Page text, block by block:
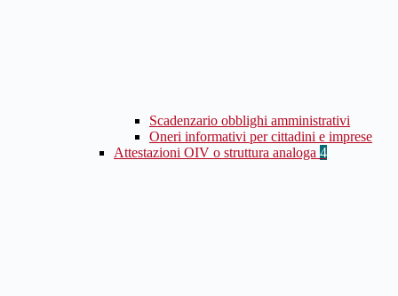
Scadenzario obblighi amministrativi
Oneri informativi per cittadini e imprese
Attestazioni OIV o struttura analoga 4